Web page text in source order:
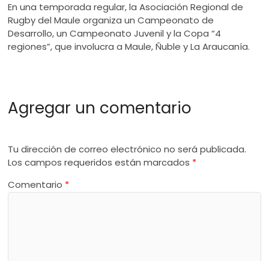
En una temporada regular, la Asociación Regional de
Rugby del Maule organiza un Campeonato de
Desarrollo, un Campeonato Juvenil y la Copa “4
regiones”, que involucra a Maule, Ñuble y La Araucanía.
Agregar un comentario
Tu dirección de correo electrónico no será publicada.
Los campos requeridos están marcados *
Comentario *